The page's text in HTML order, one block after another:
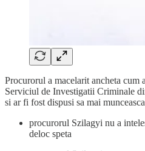
Procurorul a macelarit ancheta cum
Serviciul de Investigatii Criminale
si ar fi fost dispusi sa mai
procurorul Szilagyi nu a
deloc speta